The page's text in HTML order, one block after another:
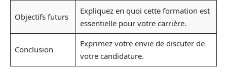
Objectifs futurs
Expliquez en quoi cette formation est
essentielle pour votre carrière.
Conclusion
Exprimez votre envie de discuter de
votre candidature.